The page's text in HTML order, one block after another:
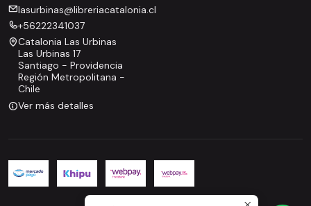
lasurbinas@libreriacatalonia.cl
+56222341037
Catalonia Las Urbinas
Las Urbinas 17
Santiago - Providencia
Región Metropolitana -
Chile
Ver más detalles